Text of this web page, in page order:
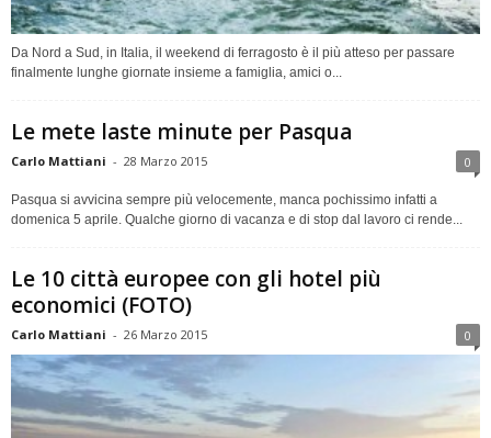
Da Nord a Sud, in Italia, il weekend di ferragosto è il più atteso per passare
finalmente lunghe giornate insieme a famiglia, amici o...
Le mete laste minute per Pasqua
Carlo Mattiani - 28 Marzo 2015 0
Pasqua si avvicina sempre più velocemente, manca pochissimo infatti a
domenica 5 aprile. Qualche giorno di vacanza e di stop dal lavoro ci rende...
Le 10 città europee con gli hotel più
economici (FOTO)
Carlo Mattiani - 26 Marzo 2015 0